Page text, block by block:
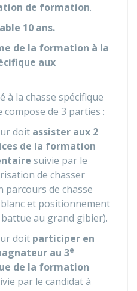
de formation.
10 ans.
de la formation à la
aux
à la chasse spécifique
de 3 parties :
doit assister aux 2
de la formation
suivie par le
de chasser
de chasse
et positionnement
au grand gibier).
doit participer en
au 3e
de la formation
par le candidat à